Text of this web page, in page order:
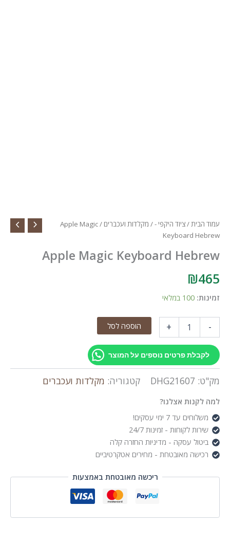
עמוד הבית/ציוד היקפי -/ מקלדות ועכברים
/ Apple Magic
Keyboard Hebrew
Apple Magic Keyboard Hebrew
₪465
זמינות: 100 במלאי
-
Magic
Keyboard
+ הוספה לסל
לקבלת פרטים נוספים על המוצר
מק"ט: DHG21607 קטגוריה: מקלדות ועכברים
למה לקנות אצלנו?
משלוחים עד 7 ימי עסקים!
שירות לקוחות - זמינות 24/7
ביטול עסקה - מדיניות החזרה קלה
רכישה מאובטחת - מחירים אטקרטיביים
ריכשה מאובטחת באמצעות